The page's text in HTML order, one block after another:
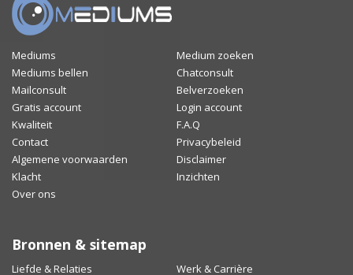
Mediums
Medium zoeken
Mediums bellen
Chatconsult
Mailconsult
Belverzoeken
Gratis account
Login account
Kwaliteit
F.A.Q
Contact
Privacybeleid
Algemene voorwaarden
Disclaimer
Klacht
Inzichten
Over ons
Bronnen & sitemap
Liefde & Relaties Werk & Carrière